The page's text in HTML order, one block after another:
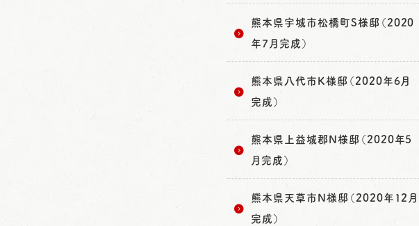
熊本県宇城市松橋町S様邸（2020
年7月完成）
熊本県八代市K様邸（2020年6月
完成）
熊本県上益城郡N様邸（2020年5
月完成）
熊本県天草市N様邸（2020年12月
完成）